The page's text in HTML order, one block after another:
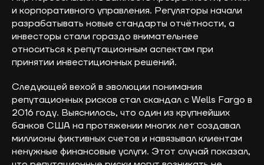
и корпоративного управления. Регуляторы начали
разрабатывать новые стандарты отчётности, а
инвесторы стали гораздо внимательнее
относиться к репутационным аспектам при
принятии инвестиционных решений.
Следующей вехой в эволюции понимания
репутационных рисков стал скандал с Wells Fargo в
2016 году. Выяснилось, что один из крупнейших
банков США на протяжении многих лет создавал
миллионы фиктивных счетов и навязывал клиентам
ненужные финансовые услуги. Этот случай показал,